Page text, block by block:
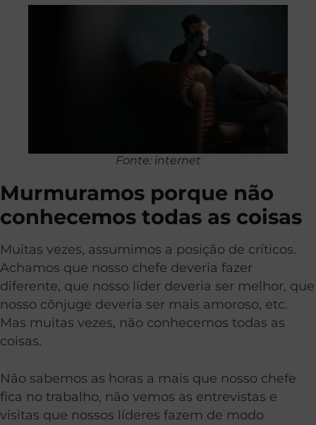
Fonte: internet
Murmuramos porque não
conhecemos todas as coisas
Muitas vezes, assumimos a posição de críticos.
Achamos que nosso chefe deveria fazer
diferente, que nosso líder deveria ser melhor, que
nosso cônjuge deveria ser mais amoroso, etc.
Mas muitas vezes, não conhecemos todas as
coisas.
Não sabemos as horas a mais que nosso chefe
fica no trabalho, não vemos as entrevistas e
visitas que nossos líderes fazem de modo